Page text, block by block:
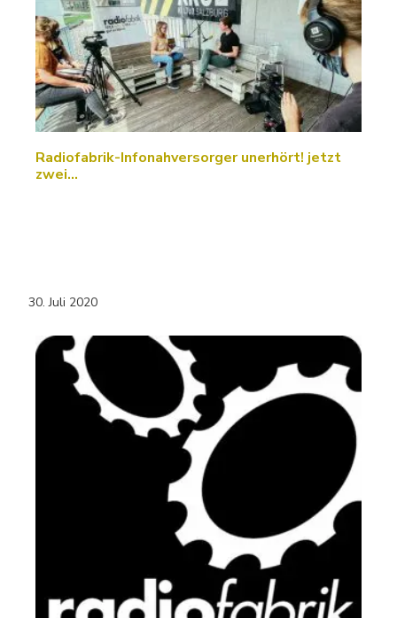
Radiofabrik-Infonahversorger unerhört! jetzt
zwei…
30. Juli 2020